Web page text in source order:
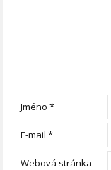
Jméno*
E-mail*
Webová stránka